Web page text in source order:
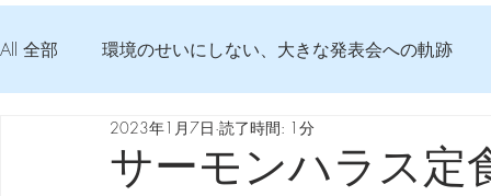
All 全部 環境のせいにしない、大きな発表会への軌跡
弦交換の記録 DTM 始める 知っておきたいコト
サーモンハラス定
2023年1月7日 読了時間: 1分